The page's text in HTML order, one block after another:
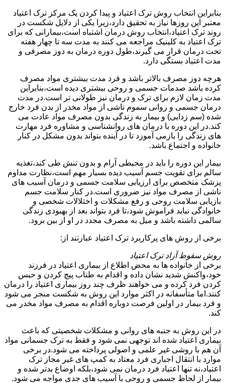
بنابراین انتخاب روش ترک اعتیاد و پیدا کردن یک مرکز ترک اعتیاد
معتبر این روزها نیاز به تحقیق دارد،زیرا یکی از دلایل شکست در
روند ترک اعتیاد،انتخاب روش درمان اشتباه است،بیمارانی که برای
ترک اعتیاد به کلینیک مراجعه می کنند به مدت سه تا چهار هفته
تحت درمان قرار می گیرند،طول دوره درمان به دوز مصرفی و
مدت اعتیاد بستگی دارد.
هرچه دوز مصرف بالاتر باشد و فرد مدت بیشتری مواد مصرف
کرده باشد صدمات جسمی و روحی بیشتری دیده است،بنابراین
مدت زمان لازم برای ترک و درمان نیز طولانی تر است.در مدت
درمان جسمی و روانی سموم ناشی از مواد مخدر از بدن فرد خارج
شده (سم زدایی) و بیمار به زندگی بدون مصرف مواد عادت می
کند.در این دوره با درمان های روانشناسی و مشاوره فرد مهارت
های زندگی را بازمی آموزد تا در آینده بتواند بدون مشکل در کنار
خانواده و اجتماع باشد.
بیمار این دوره را باید در محیطی آرام و بدون تنش طی کند،تغذیه
سالم برای تقویت جسم آسیب دیده بسیار مهم است،نظارت مداوم
پزشک متخصص برای ارزیابی سلامت جسمی و درمان آسیب های
ناشی از مصرف مواد نیز ضروری است.در کنار سلامت جسم
بازیابی سلامت روحی و رفع مشکلات و اختلالات شخصی و
خانوادگی نباید فراموش شود،تا فرد بتواند بعد از بهبودی زندگی
سالمی داشته باشد و میل به مصرف مجدد در او از بین برود.
برخی از روش های پرکاربرد ترک اعتیاد عبارتند از:
روش سقوط آزاد ترک اعتیاد
برخی از خانواده ها به محض اطلاع از بیماری اعتیاد در فرزند
خود،واکنش شدید نشان داده و اقدام به طناب پیچ کردن و حبس
کردن فرد کرده و می خواهند ظرف چند روز بیماری اعتیاد را درمان
کنند.اما متأسفانه در اکثر موارد این روش به شکست منجر می شود
و فرد بیمار در اولین فرصت دوباره اقدام به مصرف مواد مخدر می
کند.
در این روش به جنبه های روانی و مشکلات شخصیتی که باعث
بیماری اعتیاد شده اند توجهی نمی شود و فقط به ترک جسمانی مواد
آن هم با روشی غیر علمی و اصولی پرداخته می شود.در برخی
موارد با انتقال اجباری فرد معتاد به کمپ های غیر مجاز ترک
اعتیاد،نه تنها اعتیاد فرد درمان نمی شود،بلکه اوضاع بدتر شده و
بیمار از لحاظ جسمی و روحی با آسیب های جدی مواجه می شود.